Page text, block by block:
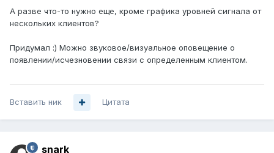
А разве что-то нужно еще, кроме графика уровней сигнала от
нескольких клиентов?
Придумал :) Можно звуковое/визуальное оповещение о
появлении/исчезновении связи с определенным клиентом.
Вставить ник Цитата
snark